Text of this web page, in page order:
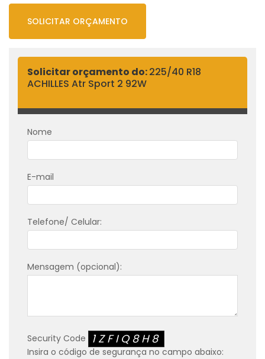
SOLICITAR ORÇAMENTO
Solicitar orçamento do:225/40 R18
ACHILLES Atr Sport 2 92W
Nome
E-mail
Telefone/ Celular:
Mensagem (opcional):
Security Code 1ZFIQ8H8
Insira o código de segurança no campo abaixo: